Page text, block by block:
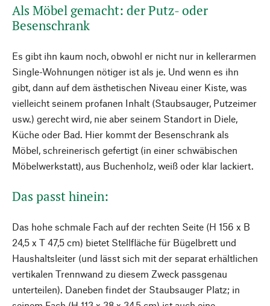
Als Möbel gemacht: der Putz- oder
Besenschrank
Es gibt ihn kaum noch, obwohl er nicht nur in kellerarmen
Single-Wohnungen nötiger ist als je. Und wenn es ihn
gibt, dann auf dem ästhetischen Niveau einer Kiste, was
vielleicht seinem profanen Inhalt (Staubsauger, Putzeimer
usw.) gerecht wird, nie aber seinem Standort in Diele,
Küche oder Bad. Hier kommt der Besenschrank als
Möbel, schreinerisch gefertigt (in einer schwäbischen
Möbelwerkstatt), aus Buchenholz, weiß oder klar lackiert.
Das passt hinein:
Das hohe schmale Fach auf der rechten Seite (H 156 x B
24,5 x T 47,5 cm) bietet Stellfläche für Bügelbrett und
Haushaltsleiter (und lässt sich mit der separat erhältlichen
vertikalen Trennwand zu diesem Zweck passgenau
unterteilen). Daneben findet der Staubsauger Platz; in